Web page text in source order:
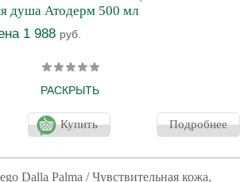
душа Атодерм 500 мл
1 988 руб.
РАСКРЫТЬ
и защищает кожу благодаря входящим в
компонентам. Смягчающие компоненты в
стянутости.
Купить Подробнее
Dalla Palma / Чувствительная кожа,